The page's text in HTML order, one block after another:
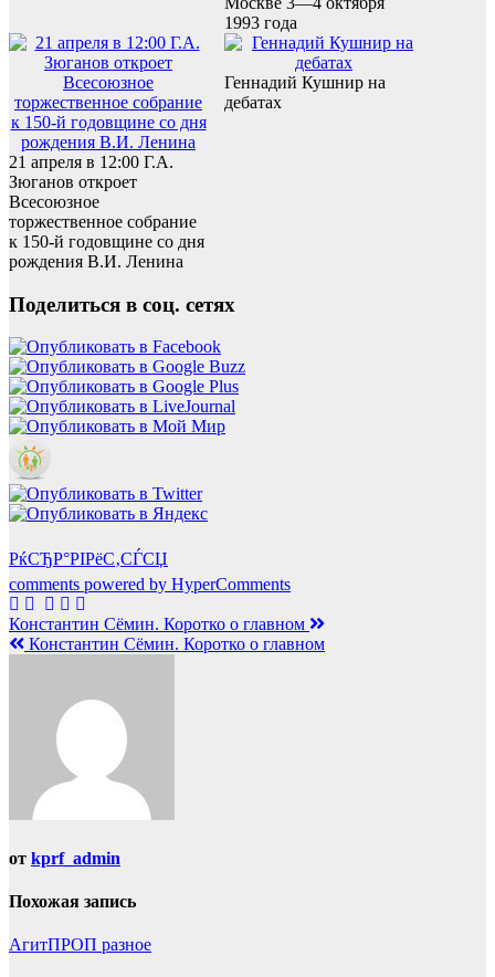
1993 года
21 апреля в 12:00 Г.А.
Зюганов откроет
Всесоюзное
торжественное собрание
к 150-й годовщине со дня
рождения В.И. Ленина
Геннадий Кушнир на
дебатах
Поделиться в соц. сетях
РќСЂР°РІРёС‚СЃСЏ
comments powered by HyperComments
Навигация
по
Константин Сёмин. Коротко о главном
Константин Сёмин. Коротко о главном
от kprf_admin
Похожая запись
АгитПРОП разное